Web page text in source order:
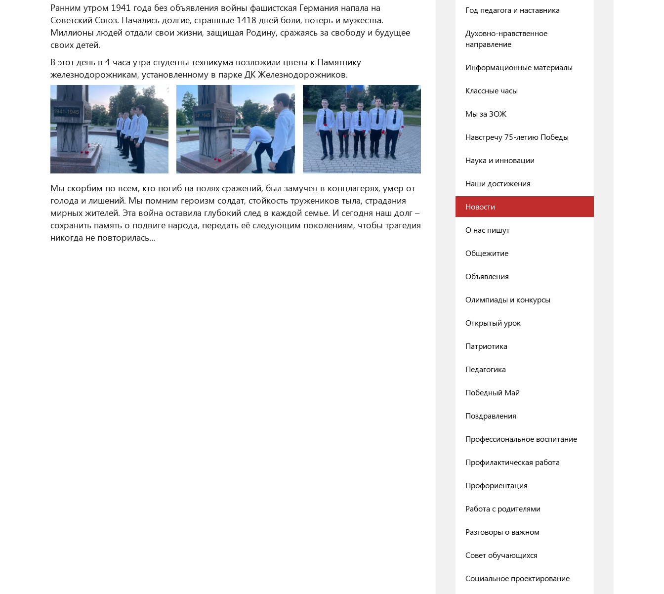
Ранним утром 1941 года без объявления войны фашистская Германия напала на
Советский Союз. Начались долгие, страшные 1418 дней боли, потерь и мужества.
Миллионы людей отдали свои жизни, защищая Родину, сражаясь за свободу и будущее
своих детей.
В этот день в 4 часа утра студенты техникума возложили цветы к Памятнику
железнодорожникам, установленному в парке ДК Железнодорожников.
Мы скорбим по всем, кто погиб на полях сражений, был замучен в концлагерях, умер от
голода и лишений. Мы помним героизм солдат, стойкость тружеников тыла, страдания
мирных жителей. Эта война оставила глубокий след в каждой семье. И сегодня наш долг –
сохранить память о подвиге народа, передать её следующим поколениям, чтобы трагедия
никогда не повторилась…
Год педагога и наставника
Духовно-нравственное
направление
Информационные материалы
Классные часы
Мы за ЗОЖ
Навстречу 75-летию Победы
Наука и инновации
Наши достижения
Новости
О нас пишут
Общежитие
Объявления
Олимпиады и конкурсы
Открытый урок
Патриотика
Педагогика
Победный Май
Поздравления
Профессиональное воспитание
Профилактическая работа
Профориентация
Работа с родителями
Разговоры о важном
Совет обучающихся
Социальное проектирование